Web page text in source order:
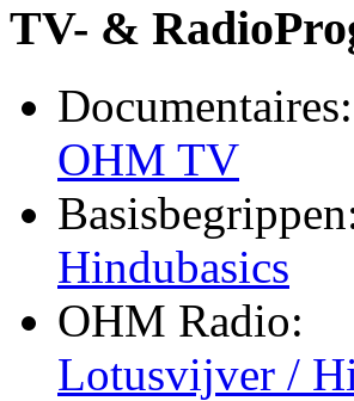
TV- &
Documentaires:
OHM TV
Hindubasics
OHM Radio:
Lotusvijver /